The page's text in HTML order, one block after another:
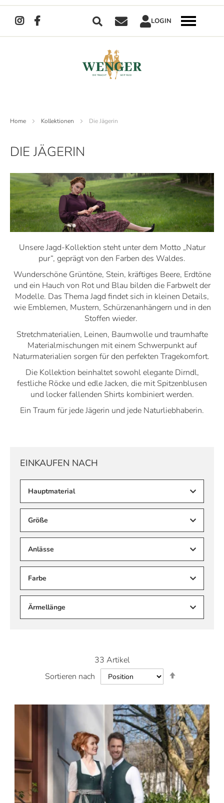
Suche LOGIN
Navigation
umschalten
Home Kollektionen Die Jägerin
DIE JÄGERIN
Unsere Jagd-Kollektion steht unter dem Motto „Natur
pur“, geprägt von den Farben des Waldes.
Wunderschöne Grüntöne, Stein, kräftiges Beere, Erdtöne
und ein Hauch von Rot und Blau bilden die Farbwelt der
Modelle. Das Thema Jagd findet sich in kleinen Details,
wie Emblemen, Mustern, Schürzenanhängern und in den
Stoffen wieder.
Stretchmaterialien, Leinen, Baumwolle und traumhafte
Materialmischungen mit einem Schwerpunkt auf
Naturmaterialien sorgen für den perfekten Tragekomfort.
Die Kollektion beinhaltet sowohl elegante Dirndl,
festliche Röcke und edle Jacken, die mit Spitzenblusen
und locker fallenden Shirts kombiniert werden.
Ein Traum für jede Jägerin und jede Naturliebhaberin.
33 Artikel
Sortieren nach
EINKAUFEN NACH
Hauptmaterial
Größe
Anlässe
Farbe
Ärmellänge